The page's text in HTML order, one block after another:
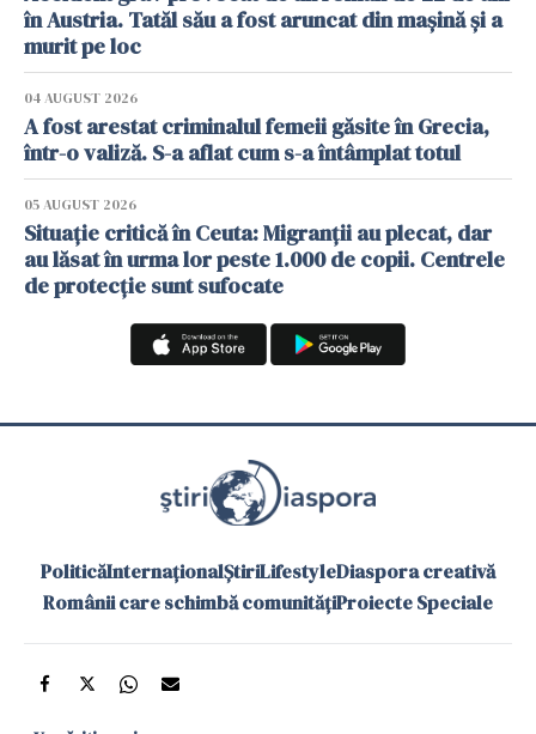
în Austria. Tatăl său a fost aruncat din mașină și a
murit pe loc
04 AUGUST 2026
A fost arestat criminalul femeii găsite în Grecia,
într-o valiză. S-a aflat cum s-a întâmplat totul
05 AUGUST 2026
Situație critică în Ceuta: Migranții au plecat, dar
au lăsat în urma lor peste 1.000 de copii. Centrele
de protecție sunt sufocate
PoliticăInternaționalȘtiriLifestyleDiaspora creativă
Românii care schimbă comunitățiProiecte Speciale